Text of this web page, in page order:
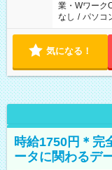
業・Wワーク
なし / パソコ
気になる！
時給1750円＊完
ータに関わるデ